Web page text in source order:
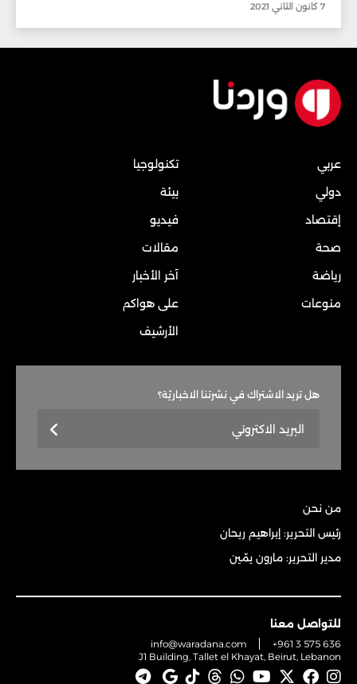
7 كانون الثاني 2021
عربي
دولي
إقتصاد
صحة
رياضة
منوعات
تكنولوجيا
بيئة
فيديو
مقالات
آخر الأخبار
على هواكم
الأرشيف
هل تريد الاشتراك في نشرتنا الاخباريّة؟
من نحن
رئيس التحرير: إبراهيم ريحان
مدير التحرير: مارون يمّين
للتواصل معنا
info@waradana.com
+961 3 575 636
J1 Building, Tallet el Khayat, Beirut, Lebanon